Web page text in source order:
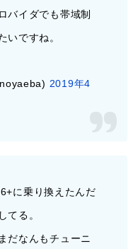
バイダでも帯域制
いですね。
2019年4
に乗り換えたんだ
てる。
だなんもチューニ